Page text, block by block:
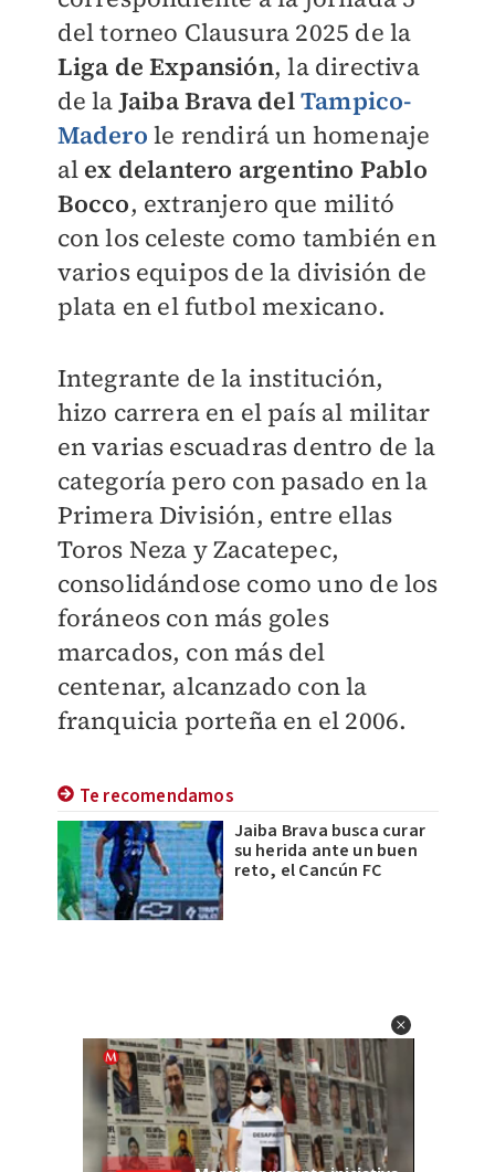
del torneo Clausura 2025 de la
Liga de Expansión, la directiva
de la Jaiba Brava delTampico-
Madero le rendirá un homenaje
al ex delantero argentino Pablo
Bocco, extranjero que militó
con los celeste como también en
varios equipos de la división de
plata en el futbol mexicano.
Integrante de la institución,
hizo carrera en el país al militar
en varias escuadras dentro de la
categoría pero con pasado en la
Primera División, entre ellas
Toros Neza y Zacatepec,
consolidándose como uno de los
foráneos con más goles
marcados, con más del
centenar, alcanzado con la
franquicia porteña en el 2006.
Te recomendamos
Jaiba Brava busca curar
su herida ante un buen
reto, el Cancún FC